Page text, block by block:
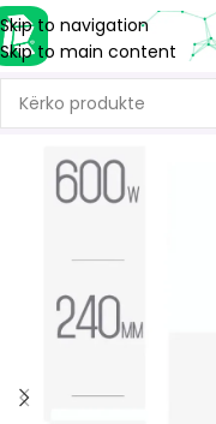
Skip to navigation
Skip to main content